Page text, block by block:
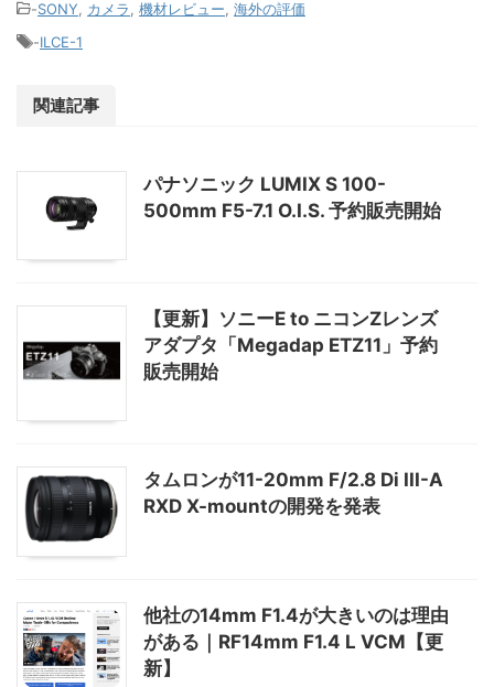
-SONY, カメラ, 機材レビュー, 海外の評価
-ILCE-1
関連記事
パナソニック LUMIX S 100-
500mm F5-7.1 O.I.S. 予約販売開始
【更新】ソニーE to ニコンZレンズ
アダプタ「Megadap ETZ11」予約
販売開始
タムロンが11-20mm F/2.8 Di III-A
RXD X-mountの開発を発表
他社の14mm F1.4が大きいのは理由
がある｜RF14mm F1.4 L VCM【更
新】